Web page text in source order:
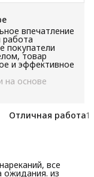
4
1
0
впечатление
работа
покупатели
товар
и эффективное
на основе
Отличная работа1
все
ожидания. из